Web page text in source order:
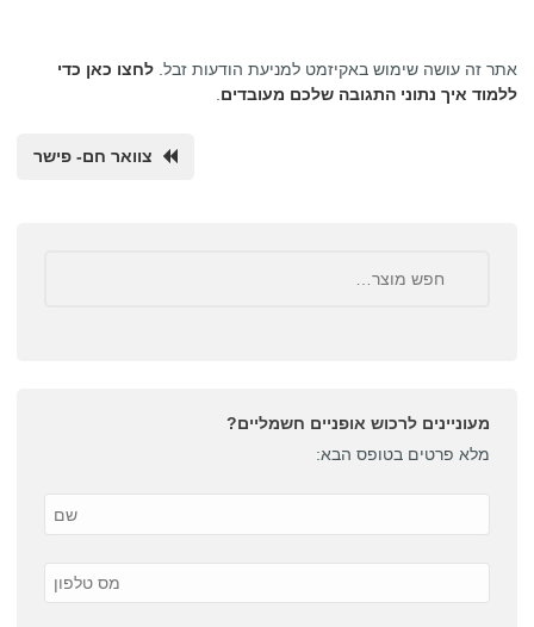
אתר זה עושה שימוש באקיזמט למניעת הודעות זבל. לחצו כאן כדי
ללמוד איך נתוני התגובה שלכם מעובדים
צוואר חם- פישר
מעוניינים לרכוש אופניים חשמליים?
מלא פרטים בטופס הבא: